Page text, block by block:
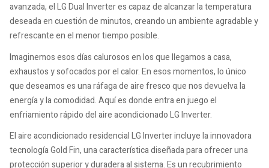
avanzada, el LG Dual Inverter es capaz de alcanzar la temperatura
deseada en cuestión de minutos, creando un ambiente agradable y
refrescante en el menor tiempo posible.
Imaginemos esos días calurosos en los que llegamos a casa,
exhaustos y sofocados por el calor. En esos momentos, lo único
que deseamos es una ráfaga de aire fresco que nos devuelva la
energía y la comodidad. Aquí es donde entra en juego el
enfriamiento rápido del aire acondicionado LG Inverter.
El aire acondicionado residencial LG Inverter incluye la innovadora
tecnología Gold Fin, una característica diseñada para ofrecer una
protección superior y duradera al sistema. Es un recubrimiento